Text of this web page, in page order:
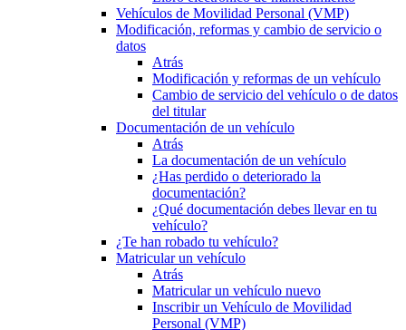
Vehículos de Movilidad Personal (VMP)
Modificación, reformas y cambio de servicio o
datos
Atrás
Modificación y reformas de un vehículo
Cambio de servicio del vehículo o de datos
del titular
Documentación de un vehículo
Atrás
La documentación de un vehículo
¿Has perdido o deteriorado la
documentación?
¿Qué documentación debes llevar en tu
vehículo?
¿Te han robado tu vehículo?
Matricular un vehículo
Atrás
Matricular un vehículo nuevo
Inscribir un Vehículo de Movilidad
Personal (VMP)